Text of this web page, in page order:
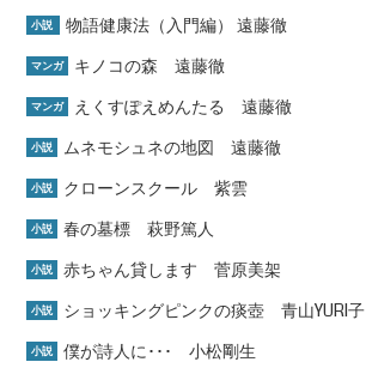
小説 物語健康法（入門編） 遠藤徹
マンガ キノコの森 遠藤徹
マンガ えくすぽえめんたる 遠藤徹
小説 ムネモシュネの地図 遠藤徹
小説 クローンスクール 紫雲
小説 春の墓標 萩野篤人
小説 赤ちゃん貸します 菅原美架
小説 ショッキングピンクの痰壺 青山YURI子
小説 僕が詩人に･･･ 小松剛生